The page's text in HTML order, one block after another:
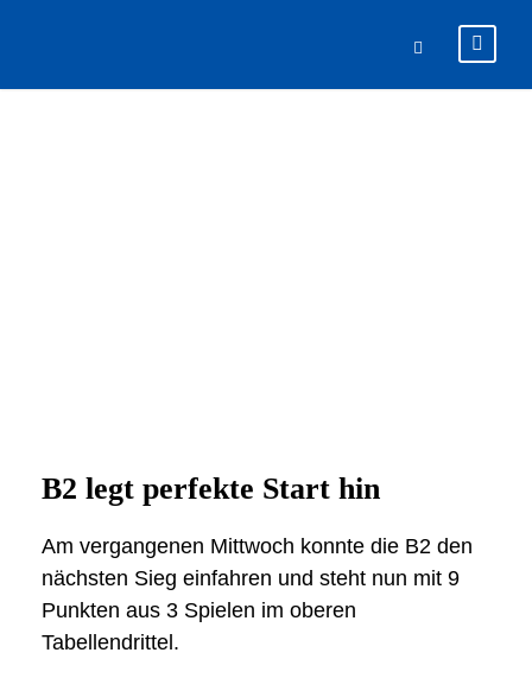
B2 legt perfekte Start hin
Am vergangenen Mittwoch konnte die B2 den
nächsten Sieg einfahren und steht nun mit 9
Punkten aus 3 Spielen im oberen
Tabellendrittel.